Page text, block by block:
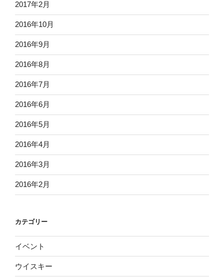
2017年2月
2016年10月
2016年9月
2016年8月
2016年7月
2016年6月
2016年5月
2016年4月
2016年3月
2016年2月
カテゴリー
イベント
ウイスキー